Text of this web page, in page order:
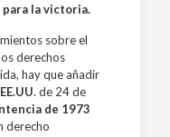
la victoria.
sobre el
derechos
hay que añadir
. de 24 de
de 1973
derecho